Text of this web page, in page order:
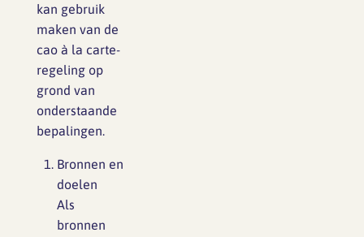
kan gebruik
maken van de
cao à la carte-
regeling op
grond van
onderstaande
bepalingen.
Bronnen en
doelen
Als
bronnen